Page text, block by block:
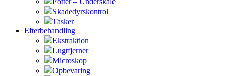
Potter – Underskåle
Skadedyrskontrol
Tasker
Efterbehandling
Ekstraktion
Lugtfjerner
Microskop
Opbevaring